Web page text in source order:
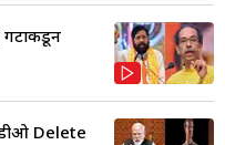
गटाकडून
Delete